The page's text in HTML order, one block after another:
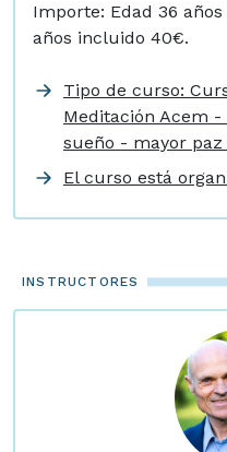
Importe: Edad 36
años incluido 40€.
Tipo de curso:
Meditación Acem
sueño - mayor
El curso está
INSTRUCTORES